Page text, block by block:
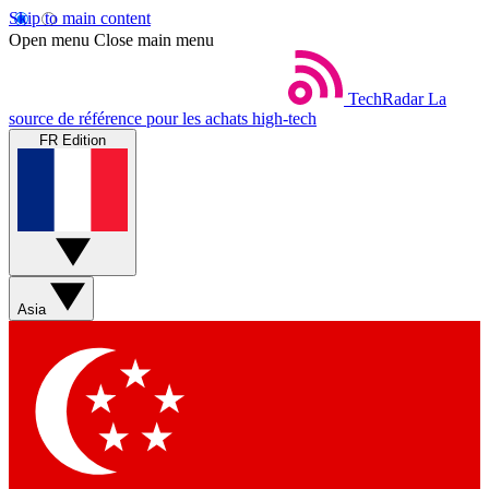
Skip to main content
Open menu Close main menu
TechRadar La
source de référence pour les achats high-tech
FR Edition
Asia